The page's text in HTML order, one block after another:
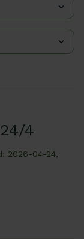
4
2026-04-24,